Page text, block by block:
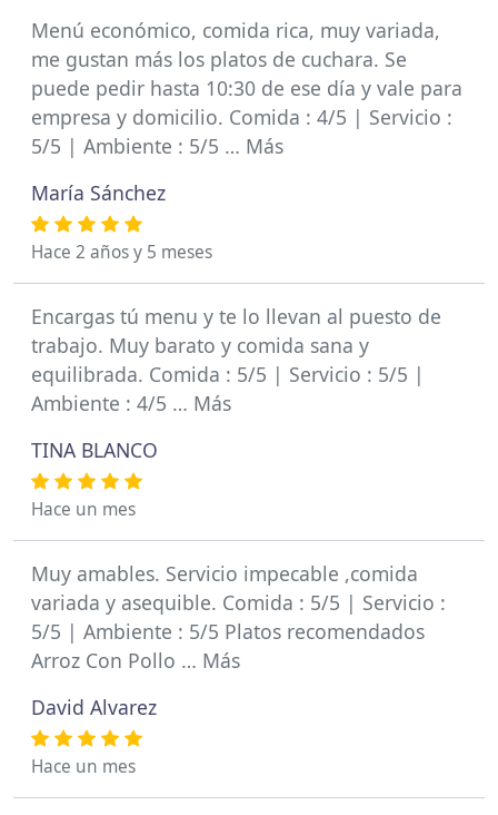
Menú económico, comida rica, muy variada,
me gustan más los platos de cuchara. Se
puede pedir hasta 10:30 de ese día y vale para
empresa y domicilio. Comida : 4/5 | Servicio :
5/5 | Ambiente : 5/5 … Más
María Sánchez
Hace 2 años y 5 meses
Encargas tú menu y te lo llevan al puesto de
trabajo. Muy barato y comida sana y
equilibrada. Comida : 5/5 | Servicio : 5/5 |
Ambiente : 4/5 … Más
TINA BLANCO
Hace un mes
Muy amables. Servicio impecable ,comida
variada y asequible. Comida : 5/5 | Servicio :
5/5 | Ambiente : 5/5 Platos recomendados
Arroz Con Pollo … Más
David Alvarez
Hace un mes